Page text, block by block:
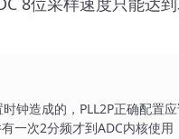
钟造成的，PLL2P正确配置
一次2分频才到ADC内核使